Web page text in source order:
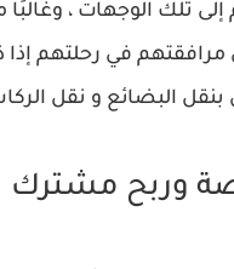
تلك الوجهات ،
مرافقتهم في رحلتهم
البضائع و نقل
وربح مشترك